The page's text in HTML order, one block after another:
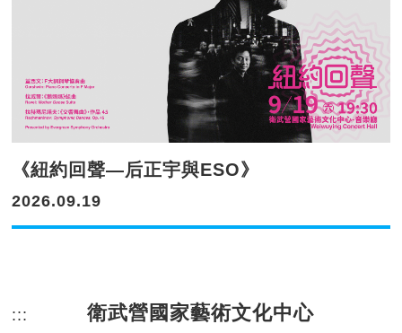
《紐約回聲—后正宇與ESO》
2026.09.19
::: 頁尾網站資訊。
衛武營國家藝術文化中心